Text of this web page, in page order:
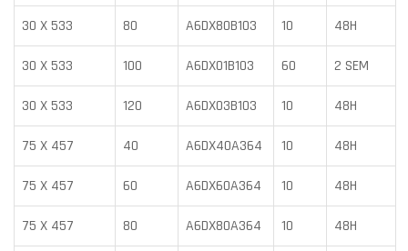
30 X 533 80 A6DX80B103 10 48H
30 X 533 100 A6DX01B103 60 2 SEM
30 X 533 120 A6DX03B103 10 48H
75 X 457 40 A6DX40A364 10 48H
75 X 457 60 A6DX60A364 10 48H
75 X 457 80 A6DX80A364 10 48H